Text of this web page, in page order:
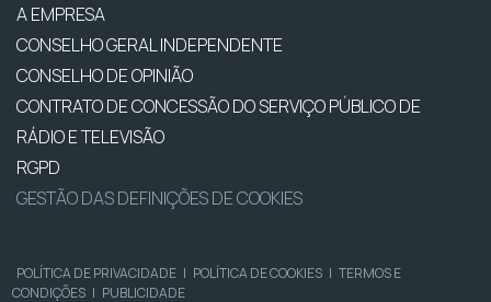
A EMPRESA
CONSELHO GERAL INDEPENDENTE
CONSELHO DE OPINIÃO
CONTRATO DE CONCESSÃO DO SERVIÇO PÚBLICO DE
RÁDIO E TELEVISÃO
RGPD
GESTÃO DAS DEFINIÇÕES DE COOKIES
POLÍTICA DE PRIVACIDADE | POLÍTICA DE COOKIES | TERMOS E
CONDIÇÕES | PUBLICIDADE